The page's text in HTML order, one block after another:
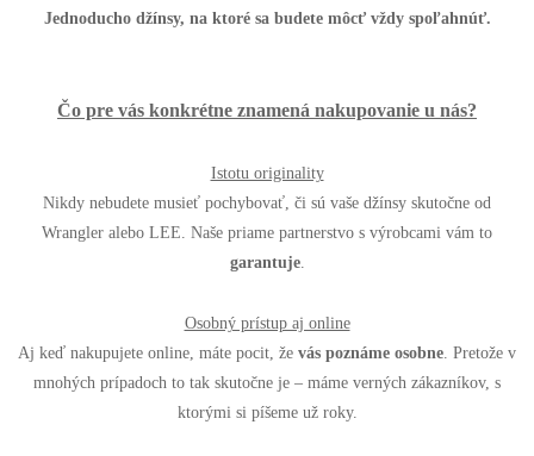
Jednoducho džínsy, na ktoré sa budete môcť vždy spoľahnúť.
Čo pre vás konkrétne znamená nakupovanie u nás?
Istotu originality
Nikdy nebudete musieť pochybovať, či sú vaše džínsy skutočne od
Wrangler alebo LEE. Naše priame partnerstvo s výrobcami vám to
garantuje.
Osobný prístup aj online
Aj keď nakupujete online, máte pocit, že vás poznáme osobne. Pretože v
mnohých prípadoch to tak skutočne je – máme verných zákazníkov, s
ktorými si píšeme už roky.